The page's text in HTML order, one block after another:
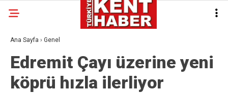
Ana Sayfa › Genel
Edremit Çayı üzerine yeni
köprü hızla ilerliyor